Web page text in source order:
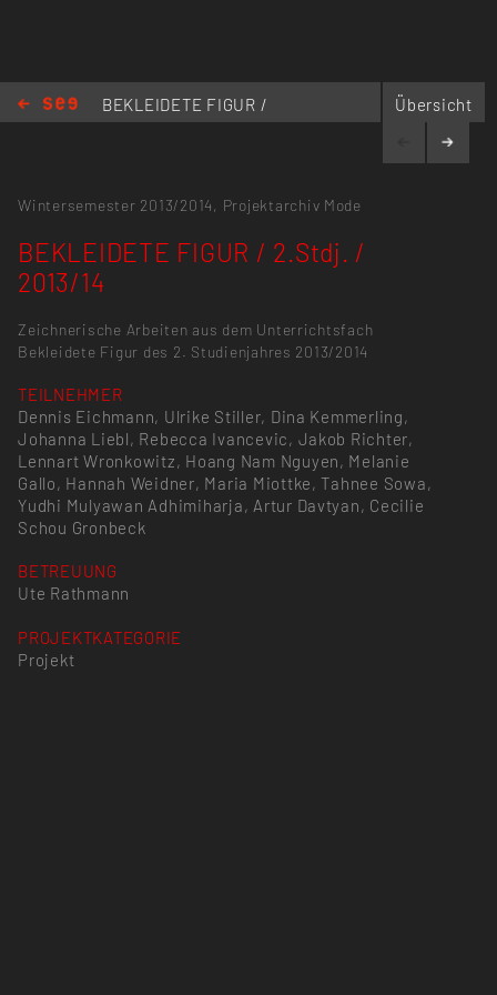
BEKLEIDETE FIGUR /
Übersicht
Wintersemester 2013/2014, Projektarchiv Mode
BEKLEIDETE FIGUR / 2.Stdj. /
2013/14
Zeichnerische Arbeiten aus dem Unterrichtsfach
Bekleidete Figur des 2. Studienjahres 2013/2014
TEILNEHMER
Dennis Eichmann, Ulrike Stiller, Dina Kemmerling,
Johanna Liebl, Rebecca Ivancevic, Jakob Richter,
Lennart Wronkowitz, Hoang Nam Nguyen, Melanie
Gallo, Hannah Weidner, Maria Miottke, Tahnee Sowa,
Yudhi Mulyawan Adhimiharja, Artur Davtyan, Cecilie
Schou Gronbeck
BETREUUNG
Ute Rathmann
PROJEKTKATEGORIE
Projekt